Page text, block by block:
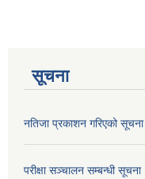
सूचना
नतिजा प्रकाशन गरिएको सूचना
परीक्षा सञ्चालन सम्बन्धी सूचना